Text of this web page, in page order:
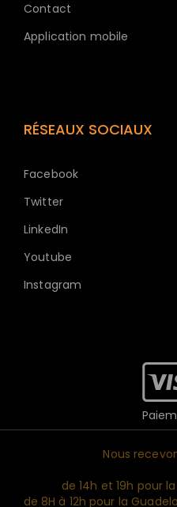
Contact
Application mobile
RÉSEAUX SOCIAUX
Facebook
Twitter
LinkedIn
Youtube
Instagram
Nous
de 14h et 19h pour
de 8H à 12h pour la